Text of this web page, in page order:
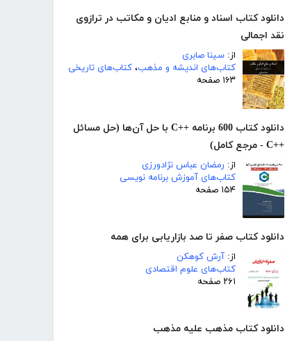
دانلود کتاب اسناد و منابع ادیان و مکاتب در ترازوی
نقد اجمالی
از: سینا صابری
کتاب‌های اندیشه و مذهب، کتاب‌های تاریخی
۱۶۳ صفحه
دانلود کتاب 600 برنامه ++C با حل آن‌ها (حل مسائل
++C - مرجع کامل)
از: رمضان عباس نژادورزی
کتاب‌های آموزش برنامه نویسی
۱۵۴ صفحه
دانلود کتاب صفر تا صد بازاریابی برای همه
از: آرش کوهکن
کتاب‌های علوم اقتصادی
۲۶۱ صفحه
دانلود کتاب مذهب علیه مذهب